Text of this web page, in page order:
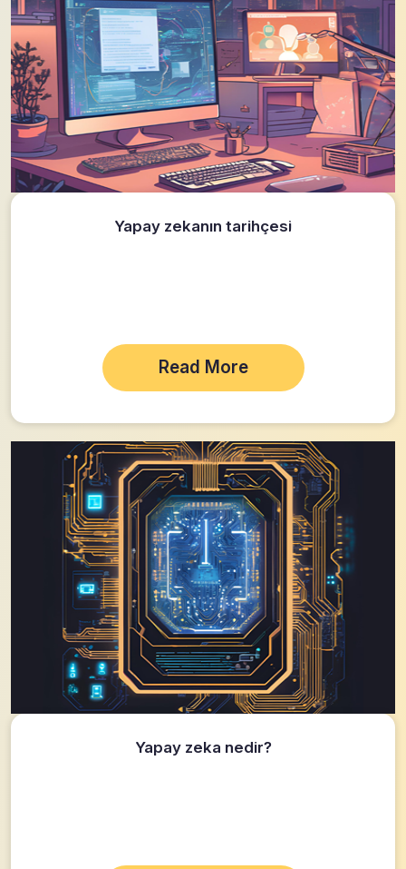
Yapay zekanın tarihçesi
Read More
Yapay zeka nedir?